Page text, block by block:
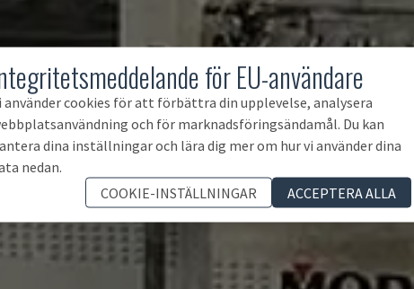
för EU-användare
använder cookies för att förbättra din upplevelse, analysera
och för marknadsföringsändamål. Du kan
dina inställningar och lära dig mer om hur vi använder dina
nedan.
COOKIE-INSTÄLLNINGAR
ACCEPTERA ALLA